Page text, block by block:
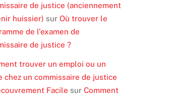
de justice (anciennement
huissier) sur Où trouver le
de l’examen de
de justice ?
trouver un emploi ou un
chez un commissaire de justice
Facile sur Comment